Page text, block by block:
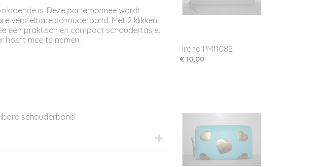
is. Deze portemonnee wordt
verstelbare schouderband. Met 2 klikken
een praktisch en compact schoudertasje.
hoeft mee te nemen.
schouderband
Trend PM11082
€ 10,00